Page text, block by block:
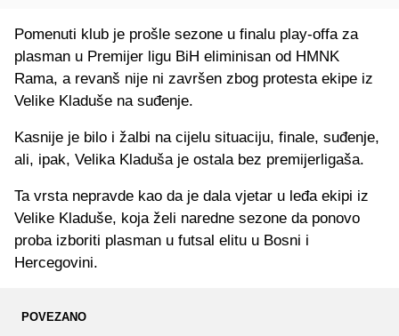
Pomenuti klub je prošle sezone u finalu play-offa za
plasman u Premijer ligu BiH eliminisan od HMNK
Rama, a revanš nije ni završen zbog protesta ekipe iz
Velike Kladuše na suđenje.
Kasnije je bilo i žalbi na cijelu situaciju, finale, suđenje,
ali, ipak, Velika Kladuša je ostala bez premijerligaša.
Ta vrsta nepravde kao da je dala vjetar u leđa ekipi iz
Velike Kladuše, koja želi naredne sezone da ponovo
proba izboriti plasman u futsal elitu u Bosni i
Hercegovini.
POVEZANO